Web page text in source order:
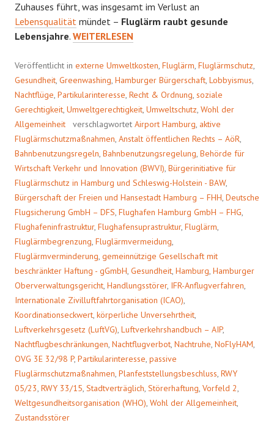
Zuhauses führt, was insgesamt im Verlust an
Lebensqualität mündet – Fluglärm raubt gesunde
Lebensjahre. RECHT
ORDNUNG
WEITERLESEN
Veröffentlicht in externe Umweltkosten, Fluglärm, Fluglärmschutz,
Gesundheit, Greenwashing, Hamburger Bürgerschaft, Lobbyismus,
Nachtflüge, Partikularinteresse, Recht & Ordnung, soziale
Gerechtigkeit, Umweltgerechtigkeit, Umweltschutz, Wohl der
Allgemeinheit
verschlagwortet Airport Hamburg, aktive
Fluglärmschutzmaßnahmen, Anstalt öffentlichen Rechts – AöR,
Bahnbenutzungsregeln, Bahnbenutzungsregelung, Behörde für
Wirtschaft Verkehr und Innovation (BWVI), Bürgerinitiative für
Fluglärmschutz in Hamburg und Schleswig-Holstein - BAW,
Bürgerschaft der Freien und Hansestadt Hamburg – FHH, Deutsche
Flugsicherung GmbH – DFS, Flughafen Hamburg GmbH – FHG,
Flughafeninfrastruktur, Flughafensuprastruktur, Fluglärm,
Fluglärmbegrenzung, Fluglärmvermeidung,
Fluglärmverminderung, gemeinnützige Gesellschaft mit
beschränkter Haftung - gGmbH, Gesundheit, Hamburg, Hamburger
Oberverwaltungsgericht, Handlungsstörer, IFR-Anflugverfahren,
Internationale Zivilluftfahrtorganisation (ICAO),
Koordinationseckwert, körperliche Unversehrtheit,
Luftverkehrsgesetz (LuftVG), Luftverkehrshandbuch – AIP,
Nachtflugbeschränkungen, Nachtflugverbot, Nachtruhe, NoFlyHAM,
OVG 3E 32/98 P, Partikularinteresse, passive
Fluglärmschutzmaßnahmen, Planfeststellungsbeschluss, RWY
05/23, RWY 33/15, Stadtverträglich, Störerhaftung, Vorfeld 2,
Weltgesundheitsorganisation (WHO), Wohl der Allgemeinheit,
Zustandsstörer